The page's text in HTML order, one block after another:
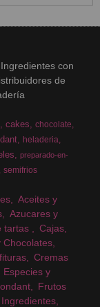
con
de
cakes chocolate
heladeria
preparado-en-
semifrios
Aceites y
Azucares y
tartas
Cajas
Chocolates
Cremas
Especies y
Frutos
Ingredientes